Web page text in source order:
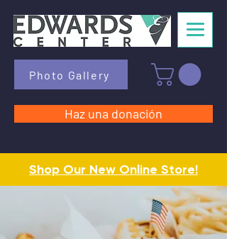
Photo Gallery
Haz una donación
Shop Our New Online Store!